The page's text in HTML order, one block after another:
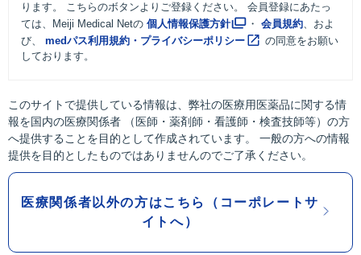
ります。 こちらのボタンよりご登録ください。 会員登録にあたっ
ては、Meiji Medical Netの 個人情報保護方針 ・ 会員規約、およ
び、 medパス利用規約・プライバシーポリシー
の同意をお願い
しております。
このサイトで提供している情報は、弊社の医療用医薬品に関する情
報を国内の医療関係者 （医師・薬剤師・看護師・検査技師等）の方
へ提供することを目的として作成されています。 一般の方への情報
提供を目的としたものではありませんのでご了承ください。
医療関係者以外の方はこちら（コーポレートサ
イトへ）